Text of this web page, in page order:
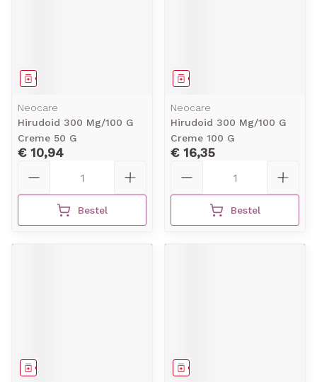
Geneesmiddel
Neocare
Hirudoid 300 Mg/100 G
Creme 50 G
€ 10,94
Bestel
Geneesmiddel
Neocare
Hirudoid 300 Mg/100 G
Creme 100 G
€ 16,35
Bestel
Geneesmiddel Geneesmiddel